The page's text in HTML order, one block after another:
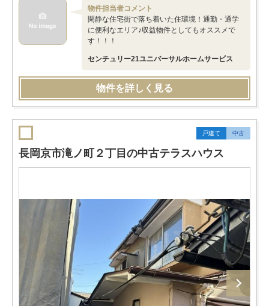
物件担当者コメント
閑静な住宅街で落ち着いた住環境！通勤・通学
に便利なエリア♪収益物件としてもオススメで
す！！！
センチュリー21ユニバーサルホームサービス
物件を詳しく見る
戸建て 中古
長岡京市滝ノ町２丁目の中古テラスハウス